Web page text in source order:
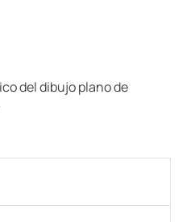
del dibujo plano de